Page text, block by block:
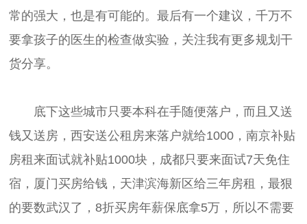
常的强大，也是有可能的。最后有一个建议，千万不
要拿孩子的医生的检查做实验，关注我有更多规划干
货分享。
底下这些城市只要本科在手随便落户，而且又送
钱又送房，西安送公租房来落户就给1000，南京补贴
房租来面试就补贴1000块，成都只要来面试7天免住
宿，厦门买房给钱，天津滨海新区给三年房租，最狠
的要数武汉了，8折买房年薪保底拿5万，所以不需要